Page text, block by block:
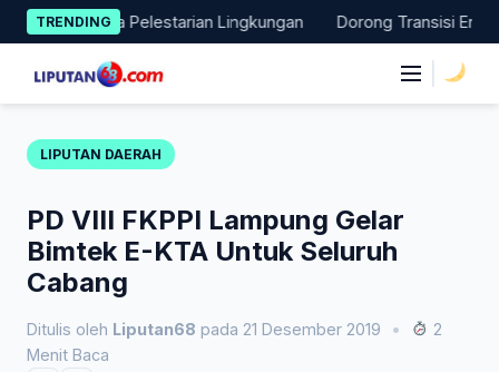
Skip
to
content
TRENDING
Nyata Pelestarian Lingkungan Dorong Transisi Energi di
LIPUTAN DAERAH
PD VIII FKPPI Lampung Gelar
Bimtek E-KTA Untuk Seluruh
Cabang
Ditulis oleh Liputan68 pada 21 Desember 2019 •
2
Menit Baca